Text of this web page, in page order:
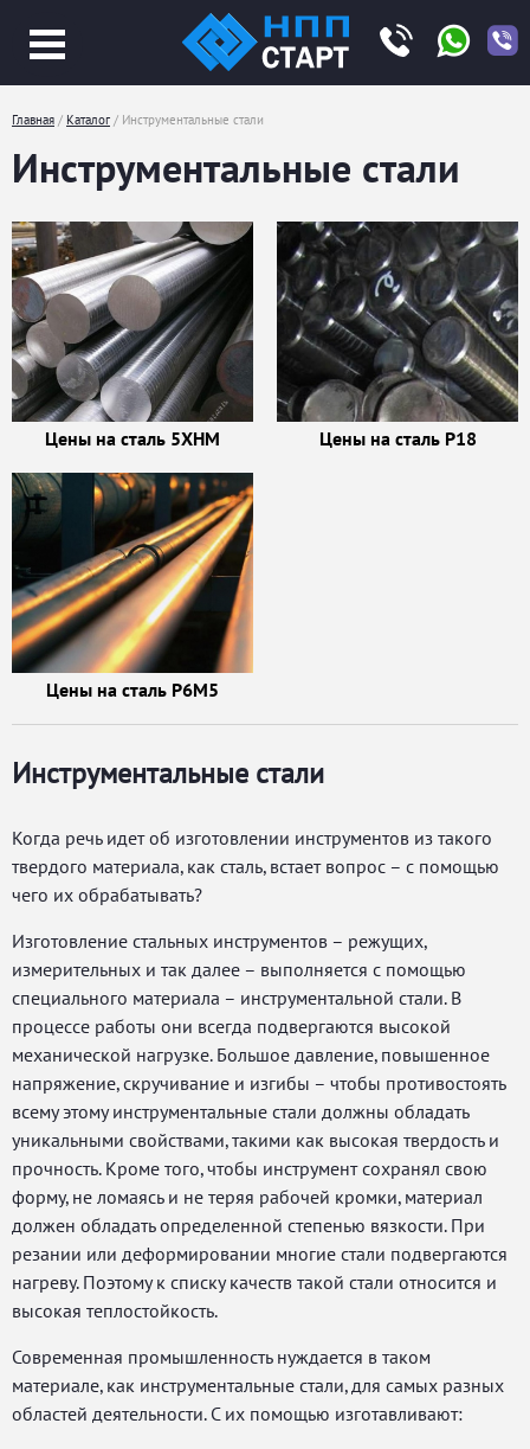
Вы
Главная / Каталог / Инструментальные стали
Инструментальные стали
Цены на сталь 5ХНМ Цены на сталь Р18
Цены на сталь Р6М5
Инструментальные стали
Когда речь идет об изготовлении инструментов из такого
твердого материала, как сталь, встает вопрос – с помощью
чего их обрабатывать?
Изготовление стальных инструментов – режущих,
измерительных и так далее – выполняется с помощью
специального материала – инструментальной стали. В
процессе работы они всегда подвергаются высокой
механической нагрузке. Большое давление, повышенное
напряжение, скручивание и изгибы – чтобы противостоять
всему этому инструментальные стали должны обладать
уникальными свойствами, такими как высокая твердость и
прочность. Кроме того, чтобы инструмент сохранял свою
форму, не ломаясь и не теряя рабочей кромки, материал
должен обладать определенной степенью вязкости. При
резании или деформировании многие стали подвергаются
нагреву. Поэтому к списку качеств такой стали относится и
высокая теплостойкость.
Современная промышленность нуждается в таком
материале, как инструментальные стали, для самых разных
областей деятельности. С их помощью изготавливают: